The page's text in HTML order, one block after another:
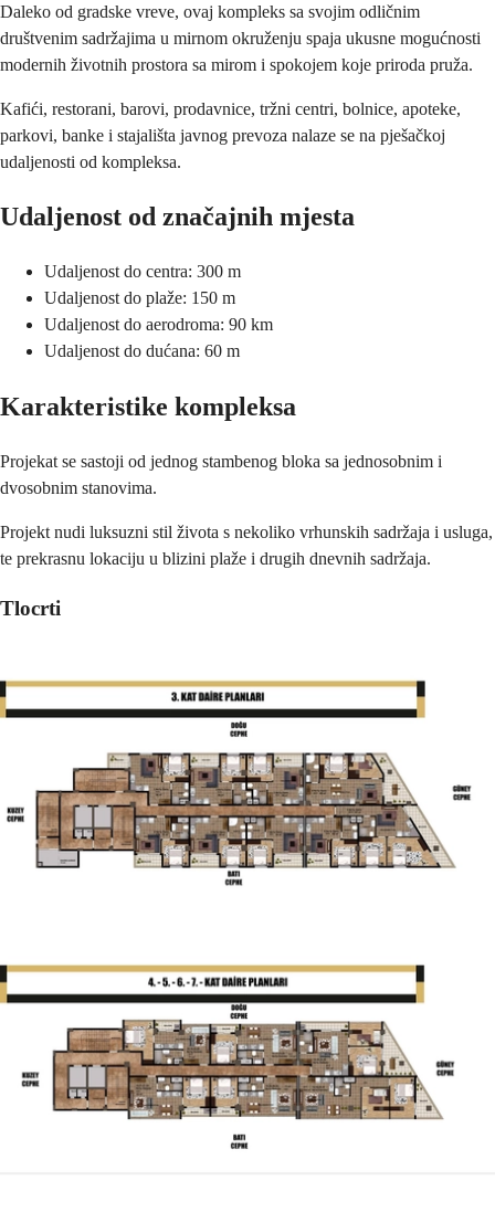
Daleko od gradske vreve, ovaj kompleks sa svojim odličnim
društvenim sadržajima u mirnom okruženju spaja ukusne mogućnosti
modernih životnih prostora sa mirom i spokojem koje priroda pruža.
Kafići, restorani, barovi, prodavnice, tržni centri, bolnice, apoteke,
parkovi, banke i stajališta javnog prevoza nalaze se na pješačkoj
udaljenosti od kompleksa.
Udaljenost od značajnih mjesta
Udaljenost do centra: 300 m
Udaljenost do plaže: 150 m
Udaljenost do aerodroma: 90 km
Udaljenost do dućana: 60 m
Karakteristike kompleksa
Projekat se sastoji od jednog stambenog bloka sa jednosobnim i
dvosobnim stanovima.
Projekt nudi luksuzni stil života s nekoliko vrhunskih sadržaja i usluga,
te prekrasnu lokaciju u blizini plaže i drugih dnevnih sadržaja.
Tlocrti